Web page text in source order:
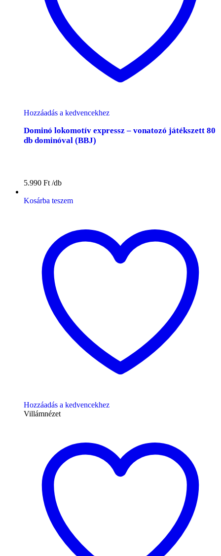
Hozzáadás a kedvencekhez
Dominó lokomotív expressz – vonatozó játékszett 80
db dominóval (BBJ)
5.990 Ft
Kosárba teszem
Hozzáadás a kedvencekhez
Villámnézet